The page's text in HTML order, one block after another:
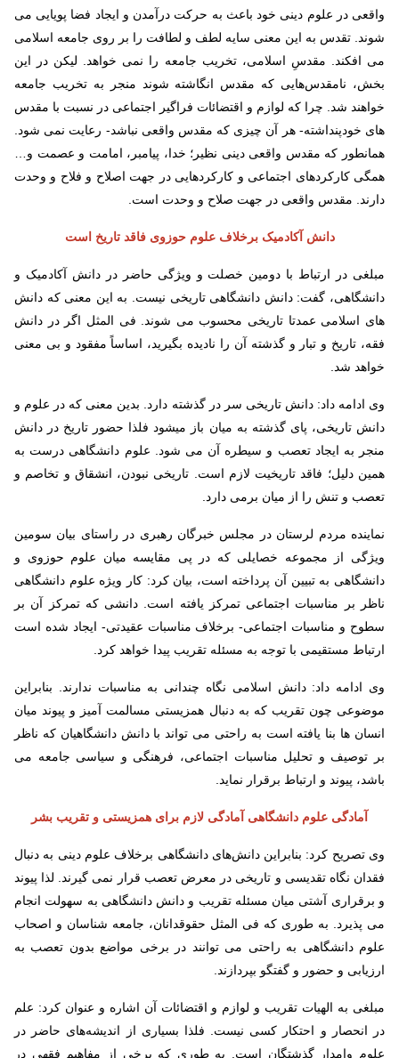
واقعی در علوم دینی خود باعث به حرکت درآمدن و ایجاد فضا پویایی می
شوند. تقدس به این معنی سایه لطف و لطافت را بر روی جامعه اسلامی
می افکند. مقدسِ اسلامی، تخریب جامعه را نمی خواهد. لیکن در این
بخش، نامقدس‌هایی که مقدس انگاشته شوند منجر به تخریب جامعه
خواهند شد. چرا که لوازم و اقتضائات فراگیر اجتماعی در نسبت با مقدس
های خودپنداشته- هر آن چیزی که مقدس واقعی نباشد- رعایت نمی شود.
همانطور که مقدس واقعی دینی نظیر؛ خدا، پیامبر، امامت و عصمت و…
همگی کارکردهای اجتماعی و کارکردهایی در جهت اصلاح و فلاح و وحدت
دارند. مقدس واقعی در جهت صلاح و وحدت است.
دانش آکادمیک برخلاف علوم حوزوی فاقد تاریخ است
مبلغی در ارتباط با دومین خصلت و ویژگی حاضر در دانش آکادمیک و
دانشگاهی، گفت: دانش دانشگاهی تاریخی نیست. به این معنی که دانش
های اسلامی عمدتا تاریخی محسوب می شوند. فی المثل اگر در دانش
فقه، تاریخ و تبار و گذشته آن را نادیده بگیرید، اساساً مفقود و بی معنی
خواهد شد.
وی ادامه داد: دانش تاریخی سر در گذشته دارد. بدین معنی که در علوم و
دانش تاریخی، پای گذشته به میان باز میشود فلذا حضور تاریخ در دانش
منجر به ایجاد تعصب و سیطره آن می شود. علوم دانشگاهی درست به
همین دلیل؛ فاقد تاریخیت لازم است. تاریخی نبودن، انشقاق و تخاصم و
تعصب و تنش را از میان برمی دارد.
نماینده مردم لرستان در مجلس خبرگان رهبری در راستای بیان سومین
ویژگی از مجموعه خصایلی که در پی مقایسه میان علوم حوزوی و
دانشگاهی به تبیین آن پرداخته است، بیان کرد: کار ویژه علوم دانشگاهی
ناظر بر مناسبات اجتماعی تمرکز یافته است. دانشی که تمرکز آن بر
سطوح و مناسبات اجتماعی- برخلاف مناسبات عقیدتی- ایجاد شده است
ارتباط مستقیمی با توجه به مسئله تقریب پیدا خواهد کرد.
وی ادامه داد: دانش اسلامی نگاه چندانی به مناسبات ندارند. بنابراین
موضوعی چون تقریب که به دنبال همزیستی مسالمت آمیز و پیوند میان
انسان ها بنا یافته است به راحتی می تواند با دانش دانشگاهیان که ناظر
بر توصیف و تحلیل مناسبات اجتماعی، فرهنگی و سیاسی جامعه می
باشد، پیوند و ارتباط برقرار نماید.
آمادگی علوم دانشگاهی آمادگی لازم برای همزیستی و تقریب بشر
وی تصریح کرد: بنابراین دانش‌های دانشگاهی برخلاف علوم دینی به دنبال
فقدان نگاه تقدیسی و تاریخی در معرض تعصب قرار نمی گیرند. لذا پیوند
و برقراری آشتی میان مسئله تقریب و دانش دانشگاهی به سهولت انجام
می پذیرد. به طوری که فی المثل حقوقدانان، جامعه شناسان و اصحاب
علوم دانشگاهی به راحتی می توانند در برخی مواضع بدون تعصب به
ارزیابی و حضور و گفتگو بپردازند.
مبلغی به الهیات تقریب و لوازم و اقتضائات آن اشاره و عنوان کرد: علم
در انحصار و احتکار کسی نیست. فلذا بسیاری از اندیشه‌های حاضر در
علوم وامدار گذشتگان است. به طوری که برخی از مفاهیم فقهی در